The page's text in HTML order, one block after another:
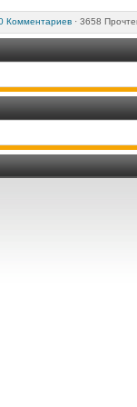
Комментариев · 3658